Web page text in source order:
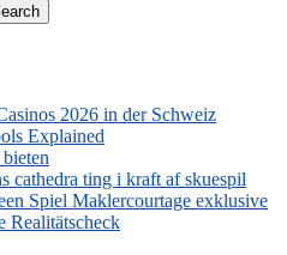
2026 in der Schweiz
Explained
cathedra ting i kraft af skuespil
Spiel Maklercourtage exklusive
Realitätscheck